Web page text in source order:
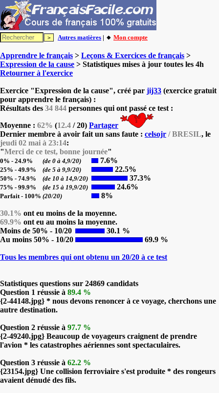
Autres matières | 🔸 Mon compte
Apprendre le français > Leçons & Exercices de français >
Expression de la cause > Statistiques mises à jour toutes les 4h
Retourner à l'exercice
Exercice "Expression de la cause", créé par jij33 (exercice gratuit
pour apprendre le français) :
Résultats des 34 844 personnes qui ont passé ce test :
Moyenne : 62% (12.4 / 20) Partager
Dernier membre à avoir fait un sans faute : celsojr / BRESIL, le
jeudi 02 mai à 23:14:
"Merci de ce test, bonne journée"
0% - 24.9% (de 0 à 4,9/20) 7.6%
25% - 49.9% (de 5 à 9,9/20) 22.5%
50% - 74.9% (de 10 à 14,9/20) 37.3%
75% - 99.9% (de 15 à 19,9/20) 24.6%
Parfait - 100% (20/20) 8%
30.1% ont eu moins de la moyenne.
69.9% ont eu au moins la moyenne.
Moins de 50% - 10/20
30.1 %
Au moins 50% - 10/20
69.9 %
Tous les membres qui ont obtenu un 20/20 à ce test
Statistiques questions sur 24869 candidats
Question 1 réussie à 89.4 %
{2-44148.jpg} * nous devons renoncer à ce voyage, cherchons une
autre destination.
Question 2 réussie à 97.7 %
{2-49240.jpg} Beaucoup de voyageurs craignent de prendre
l'avion * les catastrophes aériennes sont spectaculaires.
Question 3 réussie à 62.2 %
{23154.jpg} Une collision ferroviaire s'est produite * des rongeurs
avaient dénudé des fils.